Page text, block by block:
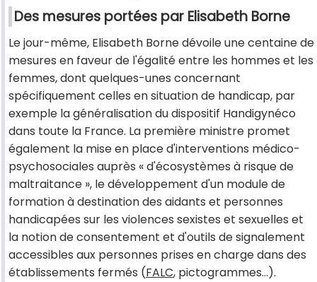
Des mesures portées par Elisabeth Borne
Le jour-même, Elisabeth Borne dévoile une centaine de
mesures en faveur de l'égalité entre les hommes et les
femmes, dont quelques-unes concernant
spécifiquement celles en situation de handicap, par
exemple la généralisation du dispositif Handigynéco
dans toute la France. La première ministre promet
également la mise en place d'interventions médico-
psychosociales auprès « d'écosystèmes à risque de
maltraitance », le développement d'un module de
formation à destination des aidants et personnes
handicapées sur les violences sexistes et sexuelles et
la notion de consentement et d'outils de signalement
accessibles aux personnes prises en charge dans des
établissements fermés (FALC, pictogrammes…).